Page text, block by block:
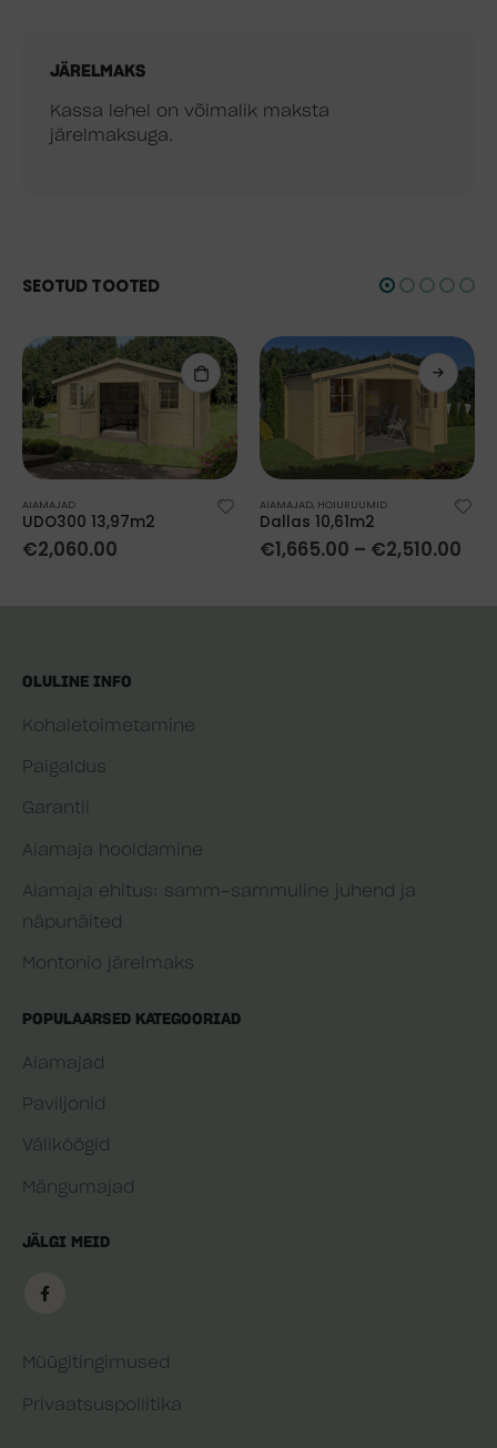
JÄRELMAKS
Kassa lehel on võimalik maksta
järelmaksuga.
SEOTUD TOOTED
AIAMAJAD
UDO300 13,97m2
€2,060.00
AIAMAJAD, HOIURUUMID
Dallas 10,61m2
€1,665.00 – €2,510.00
OLULINE INFO
Kohaletoimetamine
Paigaldus
Garantii
Aiamaja hooldamine
Aiamaja ehitus: samm-sammuline juhend ja
näpunäited
Montonio järelmaks
POPULAARSED KATEGOORIAD
Aiamajad
Paviljonid
Väliköögid
Mängumajad
JÄLGI MEID
Müügitingimused
Privaatsuspoliitika